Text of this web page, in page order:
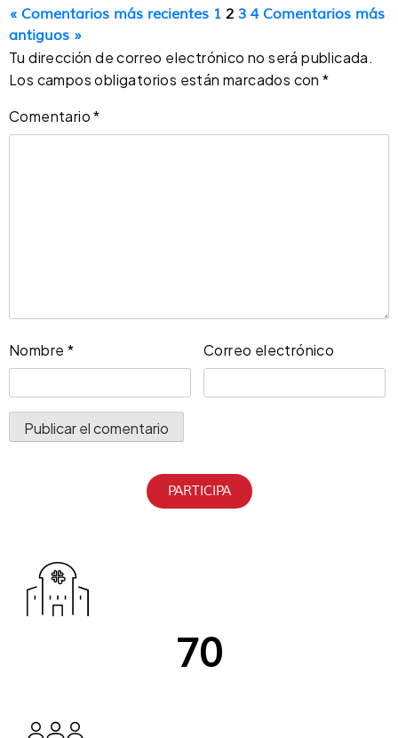
« Comentarios más recientes 1 2 3 4 Comentarios más
antiguos »
Tu dirección de correo electrónico no será publicada.
Los campos obligatorios están marcados con*
Comentario*
Nombre * Correo electrónico
PARTICIPA
i
70